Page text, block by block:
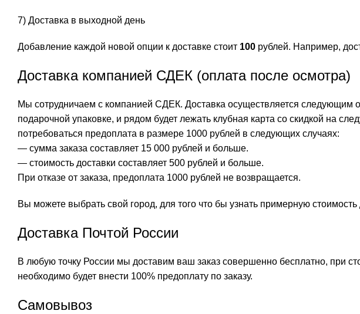
7) Доставка в выходной день
Добавление каждой новой опции к доставке стоит 100 рублей. Например,
Доставка компанией СДЕК (оплата после осмотра)
Мы сотрудничаем с компанией СДЕК. Доставка осуществляется следующим
подарочной упаковке, и рядом будет лежать клубная карта со скидкой на
потребоваться предоплата в размере 1000 рублей в следующих случаях:
— сумма заказа составляет 15 000 рублей и больше.
— стоимость доставки составляет 500 рублей и больше.
При отказе от заказа, предоплата 1000 рублей не возвращается.
Вы можете выбрать свой город, для того что бы узнать примерную
Доставка Почтой России
В любую точку России мы доставим ваш заказ совершенно бесплатно, при
необходимо будет внести 100% предоплату по заказу.
Самовывоз